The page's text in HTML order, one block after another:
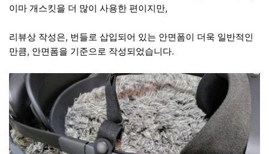
이마 개스킷을 더 많이 사용한 편이지만,
리뷰상 작성은, 번들로 삽입되어 있는 안면폼이 더욱 일반적인
만큼, 안면폼을 기준으로 작성되었습니다.